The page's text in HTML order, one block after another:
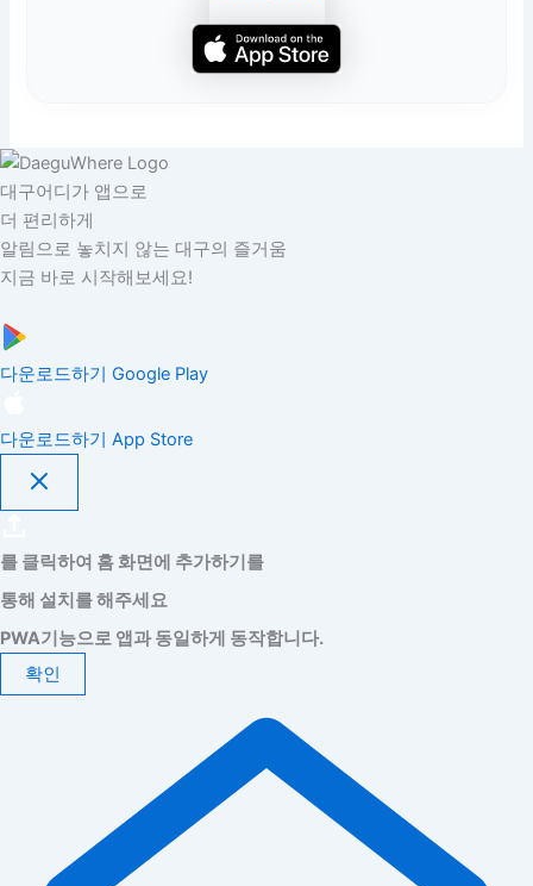
대구어디가 앱으로
더 편리하게
알림으로 놓치지 않는 대구의 즐거움
지금 바로 시작해보세요!
다운로드하기 Google Play
다운로드하기 App Store
를 클릭하여 홈 화면에 추가하기를
통해 설치를 해주세요
PWA기능으로 앱과 동일하게 동작합니다.
확인